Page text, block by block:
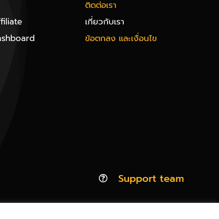
ติดต่อเรา
เกี่ยวกับเรา
ข้อตกลง และเงื่อนไข
Support team